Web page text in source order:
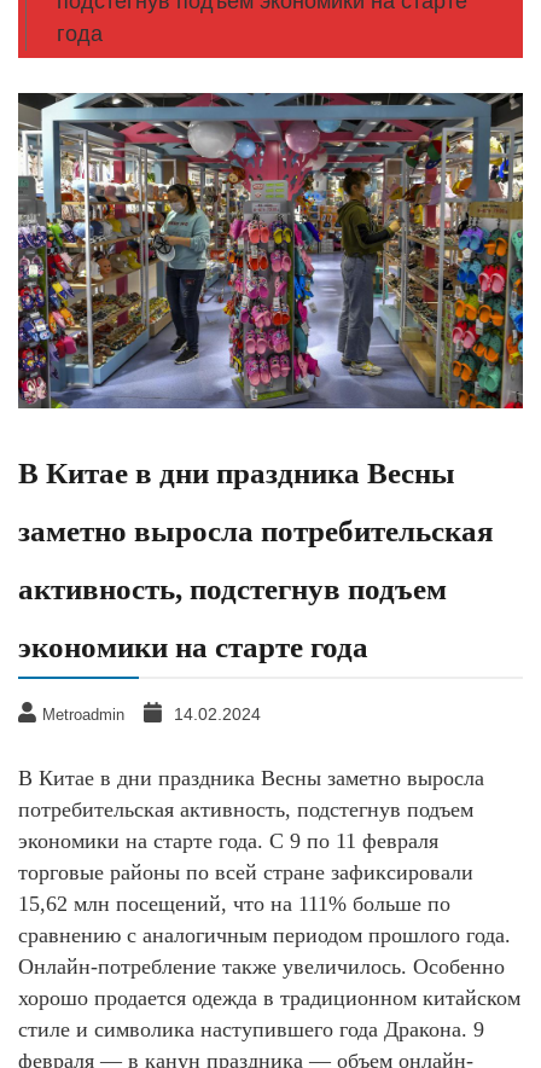
года
В Китае в дни праздника Весны
заметно выросла потребительская
активность, подстегнув подъем
экономики на старте года
Metroadmin 14.02.2024
В Китае в дни праздника Весны заметно выросла
потребительская активность, подстегнув подъем
экономики на старте года. С 9 по 11 февраля
торговые районы по всей стране зафиксировали
15,62 млн посещений, что на 111% больше по
сравнению с аналогичным периодом прошлого года.
Онлайн-потребление также увеличилось. Особенно
хорошо продается одежда в традиционном китайском
стиле и символика наступившего года Дракона. 9
февраля — в канун праздника — объем онлайн-